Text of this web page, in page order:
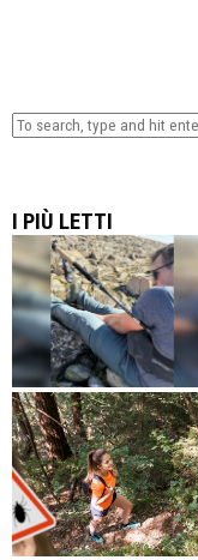
I PIÙ LETTI